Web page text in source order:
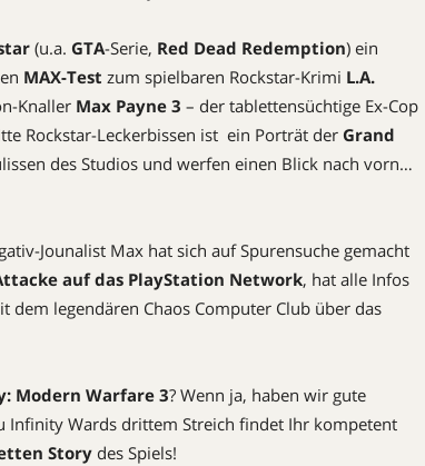
(u.a. GTA-Serie, Red Dead Redemption) ein
MAX-Test zum spielbaren Rockstar-Krimi L.A.
Knaller Max Payne 3 – der tablettensüchtige Ex-Cop
Rockstar-Leckerbissen ist ein Porträt der Grand
des Studios und werfen einen Blick nach vorn…
Jounalist Max hat sich auf Spurensuche gemacht
auf das PlayStation Network, hat alle Infos
legendären Chaos Computer Club über das
Modern Warfare 3? Wenn ja, haben wir gute
Infinity Wards drittem Streich findet Ihr kompetent
Story des Spiels!